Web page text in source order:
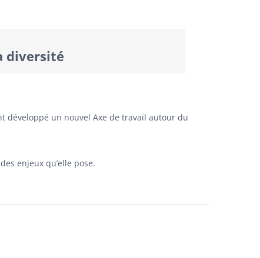
diversité
développé un nouvel Axe de travail autour du
enjeux qu’elle pose.